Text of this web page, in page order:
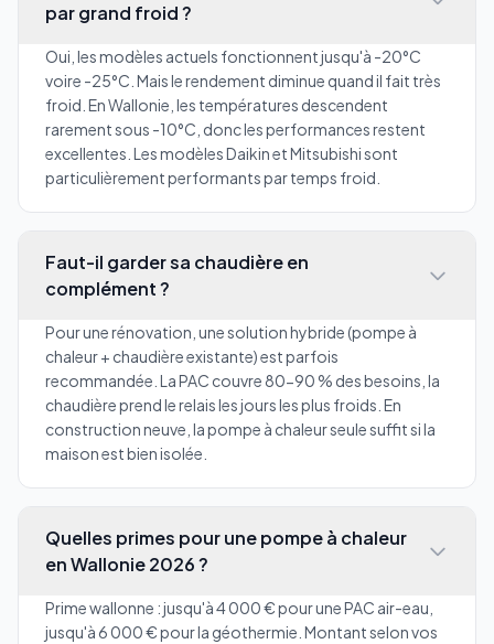
par grand froid ?
Oui, les modèles actuels fonctionnent jusqu'à -20°C
voire -25°C. Mais le rendement diminue quand il fait très
froid. En Wallonie, les températures descendent
rarement sous -10°C, donc les performances restent
excellentes. Les modèles Daikin et Mitsubishi sont
particulièrement performants par temps froid.
Faut-il garder sa chaudière en
complément ?
Pour une rénovation, une solution hybride (pompe à
chaleur + chaudière existante) est parfois
recommandée. La PAC couvre 80-90 % des besoins, la
chaudière prend le relais les jours les plus froids. En
construction neuve, la pompe à chaleur seule suffit si la
maison est bien isolée.
Quelles primes pour une pompe à chaleur
en Wallonie 2026 ?
Prime wallonne : jusqu'à 4 000 € pour une PAC air-eau,
jusqu'à 6 000 € pour la géothermie. Montant selon vos